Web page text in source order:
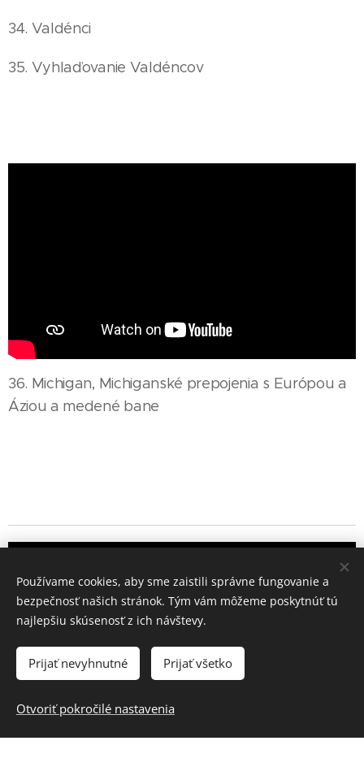
34. Valdénci
35. Vyhlaďovanie Valdéncov
36. Michigan, Michiganské prepojenia s Európou a
Áziou a medené bane
Používame cookies, aby sme zaistili správne fungovanie a
bezpečnosť našich stránok. Tým vám môžeme poskytnúť tú
najlepšiu skúsenosť z ich návštevy.
Prijať nevyhnutné Prijať všetko
Otvoriť pokročilé nastavenia